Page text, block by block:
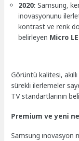
2020: Samsung,
inovasyonunu
kontrast ve renk
belirleyen Micro
Görüntü kalitesi,
sürekli ilerlemeler
TV standartlarının
Premium ve yeni
Samsung inovasyon